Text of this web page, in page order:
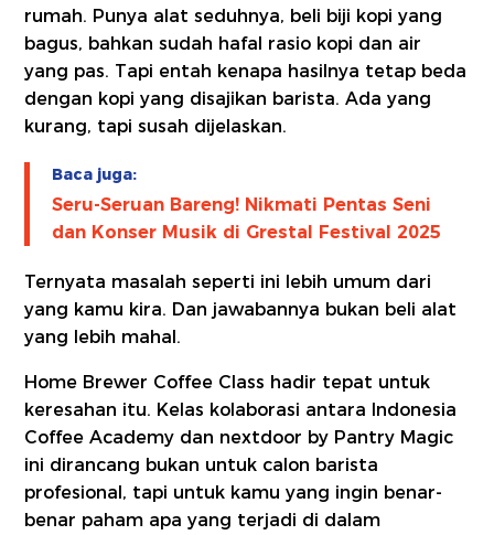
rumah. Punya alat seduhnya, beli biji kopi yang
bagus, bahkan sudah hafal rasio kopi dan air
yang pas. Tapi entah kenapa hasilnya tetap beda
dengan kopi yang disajikan barista. Ada yang
kurang, tapi susah dijelaskan.
Baca juga:
Seru-Seruan Bareng! Nikmati Pentas Seni
dan Konser Musik di Grestal Festival 2025
Ternyata masalah seperti ini lebih umum dari
yang kamu kira. Dan jawabannya bukan beli alat
yang lebih mahal.
Home Brewer Coffee Class hadir tepat untuk
keresahan itu. Kelas kolaborasi antara Indonesia
Coffee Academy dan nextdoor by Pantry Magic
ini dirancang bukan untuk calon barista
profesional, tapi untuk kamu yang ingin benar-
benar paham apa yang terjadi di dalam